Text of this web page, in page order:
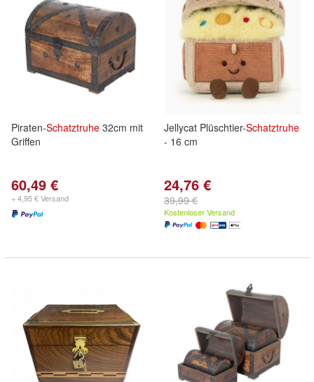
Piraten-Schatztruhe 32cm mit
Griffen
60,49 €
+ 4,95 € Versand
Jellycat Plüschtier-Schatztruhe
- 16 cm
24,76 €
39,99 €
Kostenloser Versand